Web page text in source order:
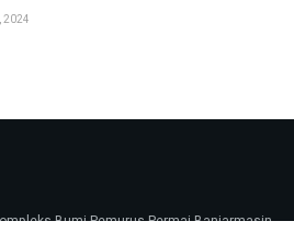
2024
Bumi Pemurus Permai Banjarmasin